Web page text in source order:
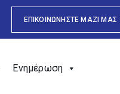
ΕΠΙΚΟΙΝΩΝΗΣΤΕ ΜΑΖΙ ΜΑΣ
Ενημέρωση